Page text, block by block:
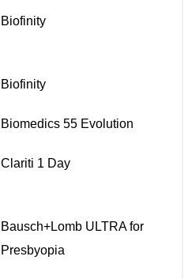
Biofinity
Biofinity
Biomedics 55 Evolution
Clariti 1 Day
Bausch+Lomb ULTRA for
Presbyopia